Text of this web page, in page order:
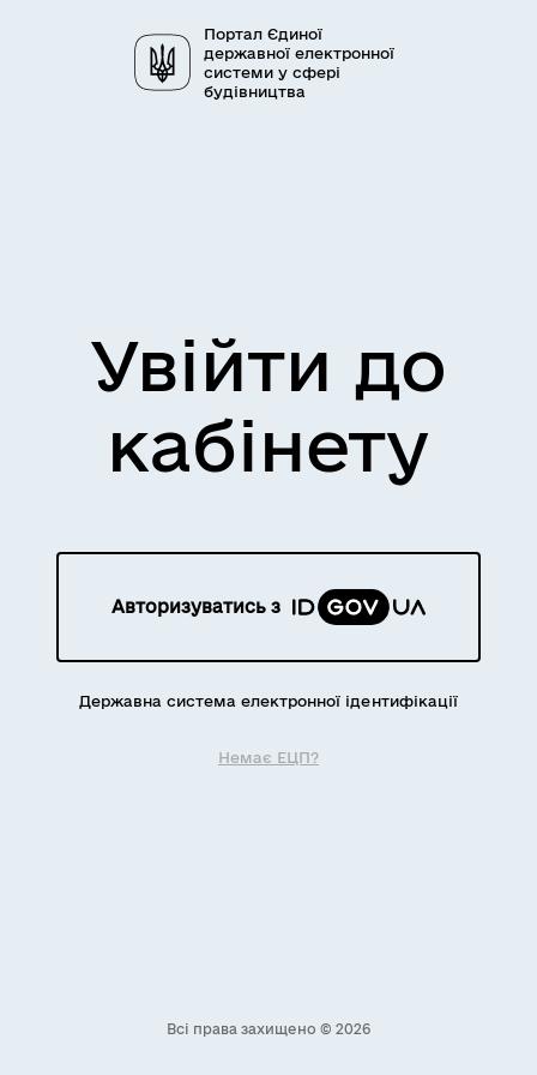
Портал Єдиної
державної електронної
системи у сфері
будівництва
Увійти до
кабінету
Авторизуватись з
Державна система електронної ідентифікації
Немає ЕЦП?
Всі права захищено © 2026